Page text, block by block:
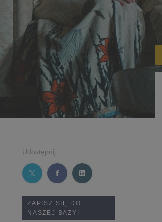
Udostępnij
ZAPISZ SIĘ DO
NASZEJ BAZY!